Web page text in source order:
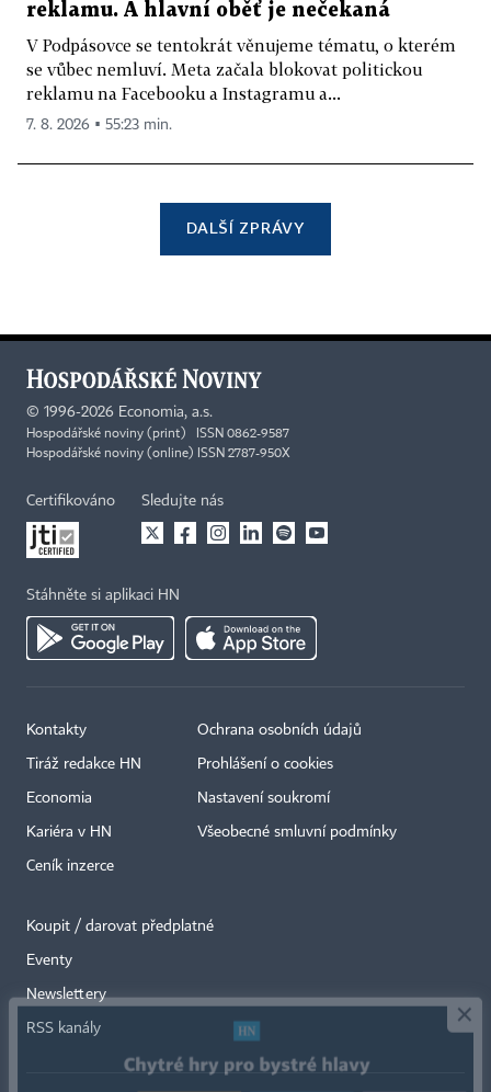
reklamu. A hlavní oběť je nečekaná
V Podpásovce se tentokrát věnujeme tématu, o kterém
se vůbec nemluví. Meta začala blokovat politickou
reklamu na Facebooku a Instagramu a...
7. 8. 2026 ▪ 55:23 min.
DALŠÍ ZPRÁVY
© 1996-2026 Economia, a.s.
Hospodářské noviny (print) ISSN 0862-9587
Hospodářské noviny (online) ISSN 2787-950X
Certifikováno Sledujte nás
Stáhněte si aplikaci HN
Kontakty
Tiráž redakce HN
Economia
Kariéra v HN
Ceník inzerce
Ochrana osobních údajů
Prohlášení o cookies
Nastavení soukromí
Všeobecné smluvní podmínky
Koupit / darovat předplatné
Eventy
Newslettery
RSS kanály